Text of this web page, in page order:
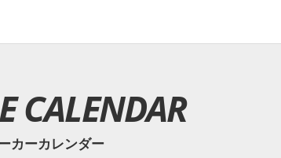
CALENDAR
カーカレンダー